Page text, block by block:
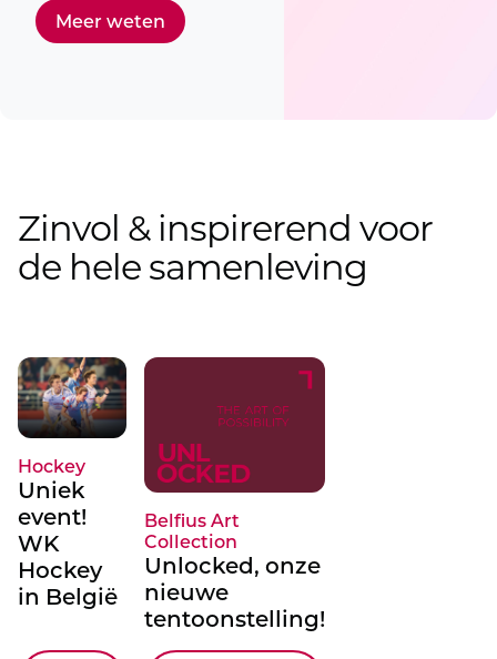
Meer weten
Zinvol & inspirerend voor
de hele samenleving
Hockey
Uniek
event!
WK
Hockey
in België
Belfius Art
Collection
Unlocked, onze
nieuwe
tentoonstelling!